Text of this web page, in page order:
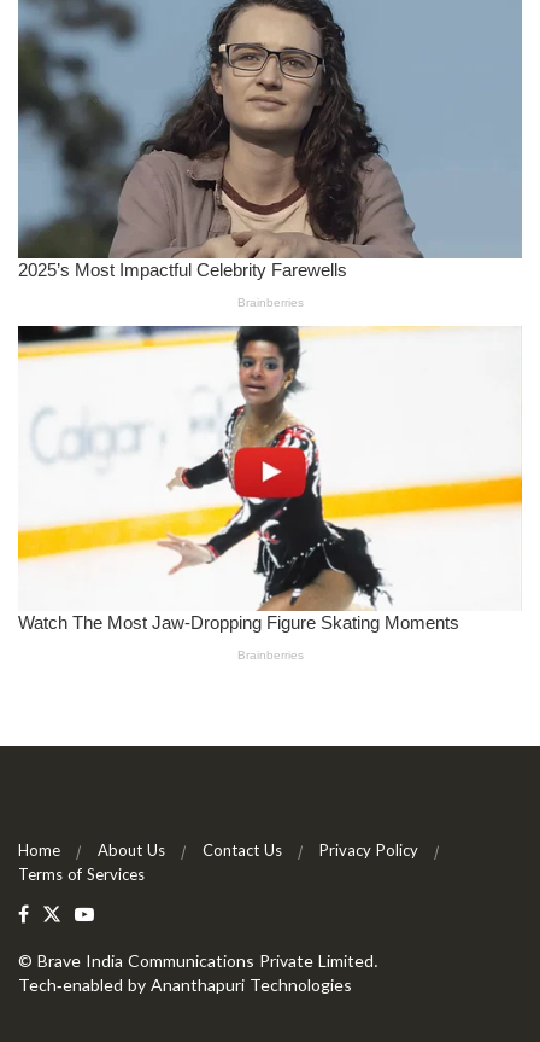
Home About Us Contact Us
Privacy Policy
Terms of Services
© Brave India Communications Private Limited.
Tech-enabled by Ananthapuri Technologies